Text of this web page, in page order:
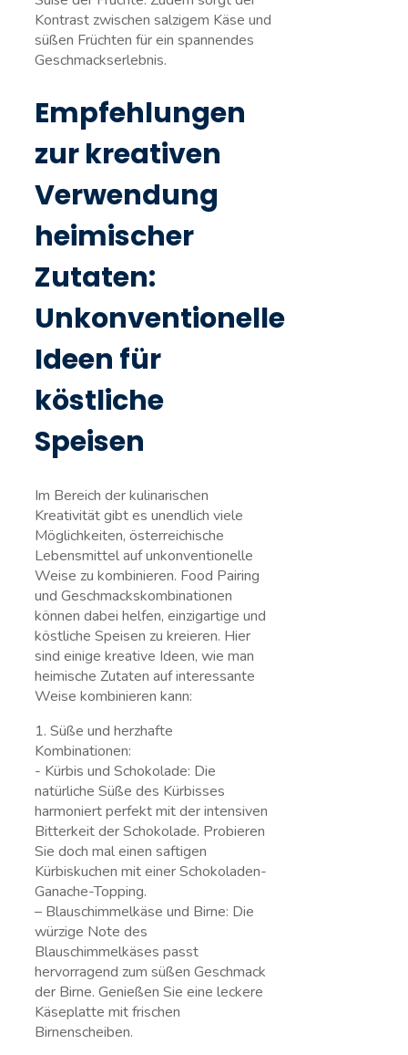
Kontrast ⁤zwischen salzigem Käse und
süßen Früchten für ein ⁢spannendes
‌Geschmackserlebnis.
Empfehlungen⁢
zur kreativen
Verwendung
heimischer
Zutaten: ​
Unkonventionelle
Ideen für
köstliche
Speisen
Im Bereich der kulinarischen
Kreativität gibt ‌es unendlich viele
Möglichkeiten, österreichische
Lebensmittel auf unkonventionelle
Weise zu kombinieren. Food Pairing
und Geschmackskombinationen
können dabei helfen, einzigartige und
köstliche Speisen zu kreieren. Hier
sind einige kreative Ideen, wie man
heimische Zutaten auf interessante
Weise kombinieren‍ kann:
1. Süße und herzhafte
Kombinationen:
⁤- Kürbis und Schokolade: Die
natürliche Süße des Kürbisses
harmoniert perfekt mit der intensiven
Bitterkeit der Schokolade. Probieren
Sie doch mal‌ einen saftigen
Kürbiskuchen mit einer Schokoladen-
Ganache-Topping.
– Blauschimmelkäse​ und Birne: Die
würzige Note des
Blauschimmelkäses passt
hervorragend zum süßen Geschmack
der Birne. Genießen⁣ Sie eine leckere
Käseplatte mit frischen
Birnenscheiben.